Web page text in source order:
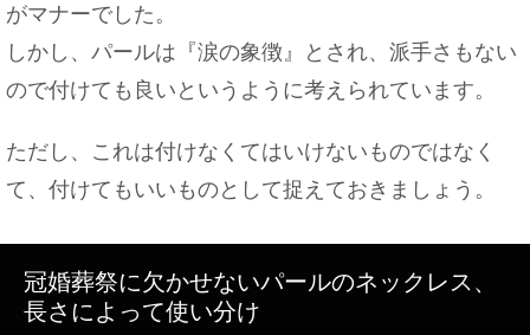
和室に布団の敷きっぱなしはダメ？敷くポイントと
カビ対策
彼女と喧嘩をして愛情が冷めた！愛が冷める喧嘩の
パターン
がマナーでした。
しかし、パールは『涙の象徴』とされ、派手さもない
ので付けても良いというように考えられています。
ただし、これは付けなくてはいけないものではなく
て、付けてもいいものとして捉えておきましょう。
冠婚葬祭に欠かせないパールのネックレス、
長さによって使い分け